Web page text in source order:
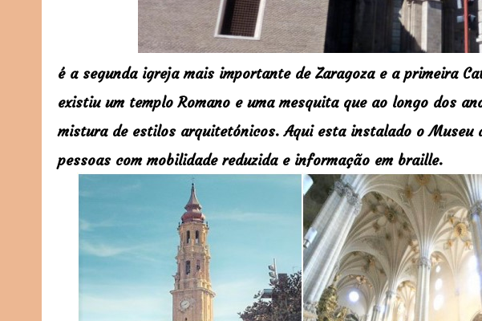
é a segunda igreja mais importante de Zaragoza e a primeira
existiu um templo Romano e uma mesquita que ao longo dos
mistura de estilos arquitetónicos. Aqui esta instalado o Museu
pessoas com mobilidade reduzida e informação em braille.